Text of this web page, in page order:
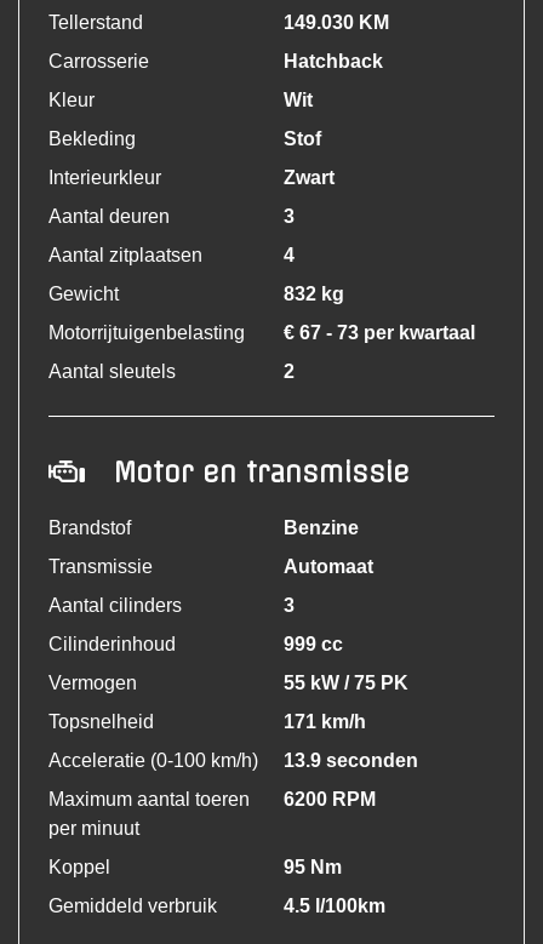
Tellerstand
149.030 KM
Carrosserie
Hatchback
Kleur
Wit
Bekleding
Stof
Interieurkleur
Zwart
Aantal deuren
3
Aantal zitplaatsen
4
Gewicht
832 kg
Motorrijtuigenbelasting
€ 67 - 73 per kwartaal
Aantal sleutels
2
Motor en transmissie
Brandstof
Benzine
Transmissie
Automaat
Aantal cilinders
3
Cilinderinhoud
999 cc
Vermogen
55 kW / 75 PK
Topsnelheid
171 km/h
Acceleratie (0-100 km/h)
13.9 seconden
Maximum aantal toeren
per minuut
6200 RPM
Koppel
95 Nm
Gemiddeld verbruik
4.5 l/100km